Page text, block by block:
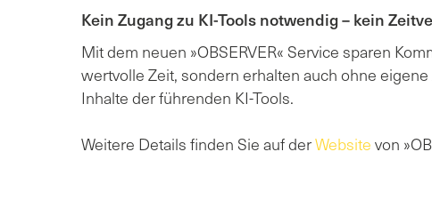
Kein Zugang zu KI-Tools notwendig – kein
Mit dem neuen »OBSERVER« Service sparen
wertvolle Zeit, sondern erhalten auch ohne
Inhalte der führenden KI-Tools.
Weitere Details finden Sie auf derWebsitevon